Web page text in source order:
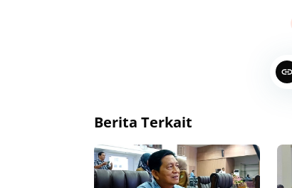
Berita Terkait